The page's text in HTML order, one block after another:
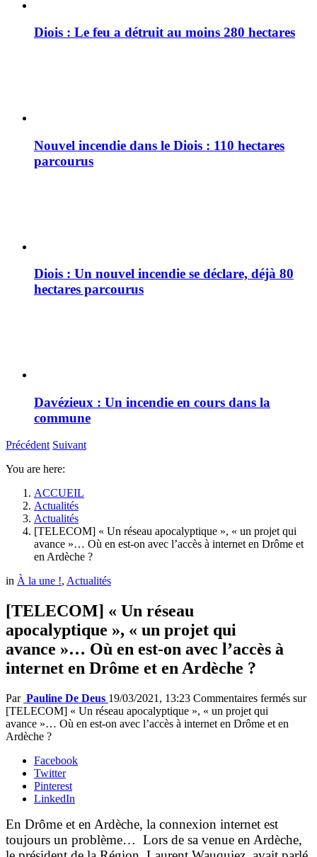
Diois : Le feu a détruit au moins 280 hectares
Nouvel incendie dans le Diois : 110 hectares
parcourus
Diois : Un nouvel incendie se déclare, déjà 80
hectares parcourus
Davézieux : Un incendie en cours dans la
commune
Précédent Suivant
You are here:
ACCUEIL
Actualités
Actualités
[TELECOM] « Un réseau apocalyptique », « un projet qui
avance »… Où en est-on avec l’accès à internet en Drôme et
en Ardèche ?
in À la une !, Actualités
[TELECOM] « Un réseau
apocalyptique », « un projet qui
avance »… Où en est-on avec l’accès à
internet en Drôme et en Ardèche ?
Par Pauline De Deus 19/03/2021, 13:23 Commentaires fermés sur
[TELECOM] « Un réseau apocalyptique », « un projet qui
avance »… Où en est-on avec l’accès à internet en Drôme et en
Ardèche ?
Facebook
Twitter
Pinterest
LinkedIn
En Drôme et en Ardèche, la connexion internet est
toujours un problème… Lors de sa venue en Ardèche,